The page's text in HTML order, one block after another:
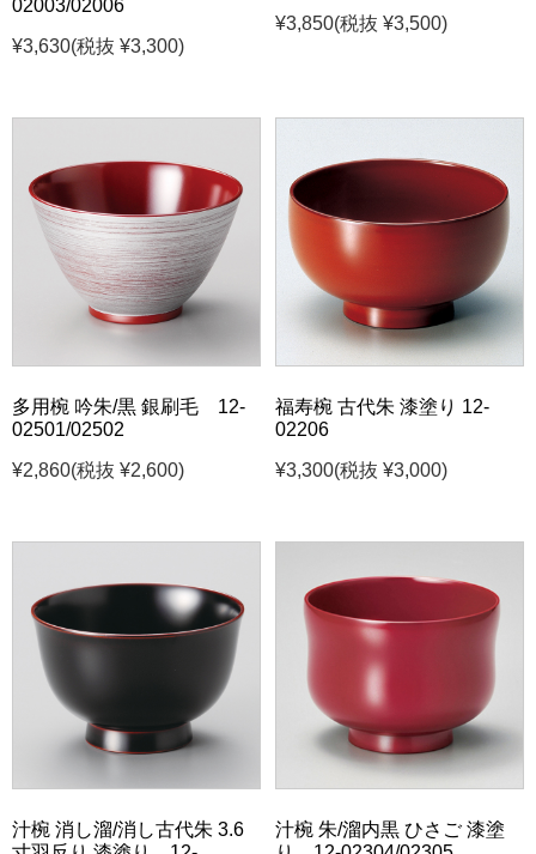
02003/02006
¥3,630(税抜 ¥3,300)
¥3,850(税抜 ¥3,500)
多用椀 吟朱/黒 銀刷毛 12-
02501/02502
¥2,860(税抜 ¥2,600)
福寿椀 古代朱 漆塗り 12-
02206
¥3,300(税抜 ¥3,000)
汁椀 消し溜/消し古代朱 3.6
汁椀 朱/溜内黒 ひさご 漆塗